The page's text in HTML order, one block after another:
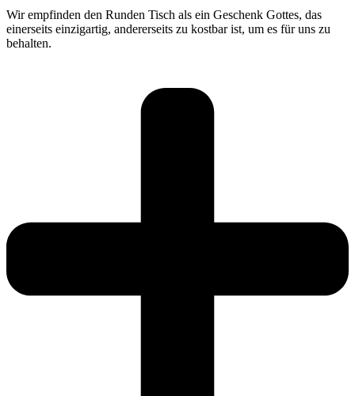
Wir empfinden den Runden Tisch als ein Geschenk Gottes, das
einerseits einzigartig, andererseits zu kostbar ist, um es für uns zu
behalten.